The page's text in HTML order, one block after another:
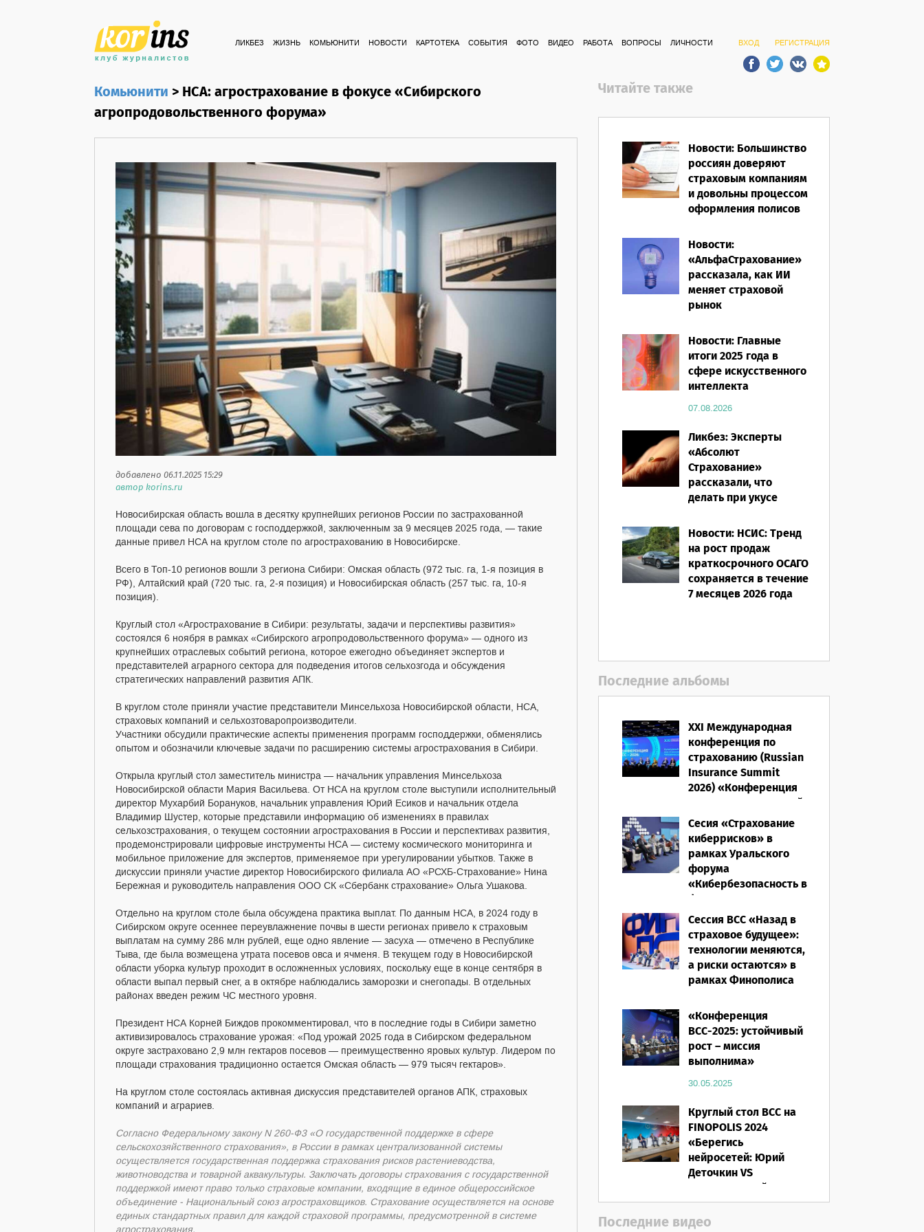
ВХОД РЕГИСТРАЦИЯ
ЛИКБЕЗ ЖИЗНЬ КОМЬЮНИТИ НОВОСТИ КАРТОТЕКА СОБЫТИЯ ФОТО ВИДЕО РАБОТА ВОПРОСЫ ЛИЧНОСТИ
Комьюнити>НСА: агрострахование в фокусе «Сибирского
агропродовольственного форума»
добавлено 06.11.2025 15:29
автор korins.ru
Новосибирская область вошла в десятку крупнейших регионов России по застрахованной
площади сева по договорам с господдержкой, заключенным за 9 месяцев 2025 года, — такие
данные привел НСА на круглом столе по агрострахованию в Новосибирске.
Всего в Топ-10 регионов вошли 3 региона Сибири: Омская область (972 тыс. га, 1-я позиция в
РФ), Алтайский край (720 тыс. га, 2-я позиция) и Новосибирская область (257 тыс. га, 10-я
позиция).
Круглый стол «Агрострахование в Сибири: результаты, задачи и перспективы развития»
состоялся 6 ноября в рамках «Сибирского агропродовольственного форума» — одного из
крупнейших отраслевых событий региона, которое ежегодно объединяет экспертов и
представителей аграрного сектора для подведения итогов сельхозгода и обсуждения
стратегических направлений развития АПК.
В круглом столе приняли участие представители Минсельхоза Новосибирской области, НСА,
страховых компаний и сельхозтоваропроизводители.
Участники обсудили практические аспекты применения программ господдержки, обменялись
опытом и обозначили ключевые задачи по расширению системы агрострахования в Сибири.
Открыла круглый стол заместитель министра — начальник управления Минсельхоза
Новосибирской области Мария Васильева. От НСА на круглом столе выступили исполнительный
директор Мухарбий Борануков, начальник управления Юрий Есиков и начальник отдела
Владимир Шустер, которые представили информацию об изменениях в правилах
сельхозстрахования, о текущем состоянии агрострахования в России и перспективах развития,
продемонстрировали цифровые инструменты НСА — систему космического мониторинга и
мобильное приложение для экспертов, применяемое при урегулировании убытков. Также в
дискуссии приняли участие директор Новосибирского филиала АО «РСХБ-Страхование» Нина
Бережная и руководитель направления ООО СК «Сбербанк страхование» Ольга Ушакова.
Отдельно на круглом столе была обсуждена практика выплат. По данным НСА, в 2024 году в
Сибирском округе осеннее переувлажнение почвы в шести регионах привело к страховым
выплатам на сумму 286 млн рублей, еще одно явление — засуха — отмечено в Республике
Тыва, где была возмещена утрата посевов овса и ячменя. В текущем году в Новосибирской
области уборка культур проходит в осложненных условиях, поскольку еще в конце сентября в
области выпал первый снег, а в октябре наблюдались заморозки и снегопады. В отдельных
районах введен режим ЧС местного уровня.
Президент НСА Корней Биждов прокомментировал, что в последние годы в Сибири заметно
активизировалось страхование урожая: «Под урожай 2025 года в Сибирском федеральном
округе застраховано 2,9 млн гектаров посевов — преимущественно яровых культур. Лидером по
площади страхования традиционно остается Омская область — 979 тысяч гектаров».
На круглом столе состоялась активная дискуссия представителей органов АПК, страховых
компаний и аграриев.
Согласно Федеральному закону N 260-Ф3 «О государственной поддержке в сфере
сельскохозяйственного страхования», в России в рамках централизованной системы
осуществляется государственная поддержка страхования рисков растениеводства,
животноводства и товарной аквакультуры. Заключать договоры страхования с государственной
поддержкой имеют право только страховые компании, входящие в единое общероссийское
объединение - Национальный союз агростраховщиков. Страхование осуществляется на основе
единых стандартных правил для каждой страховой программы, предусмотренной в системе
Читайте также
Новости: Большинство
россиян доверяют
страховым компаниям
и довольны процессом
оформления полисов
Новости:
«АльфаСтрахование»
рассказала, как ИИ
меняет страховой
рынок
Новости: Главные
итоги 2025 года в
сфере искусственного
интеллекта
07.08.2026
Ликбез: Эксперты
«Абсолют
Страхование»
рассказали, что
делать при укусе
путешествии
07.08.2026
Новости: НСИС: Тренд
на рост продаж
краткосрочного ОСАГО
сохраняется в течение
7 месяцев 2026 года
Последние альбомы
XXI Международная
конференция по
страхованию (Russian
Insurance Summit
2026) «Конференция
ВСС-2026: Культурный
код страхования/
Человеческий
фактор»
28.05.2026
Сесия «Страхование
киберрисков» в
рамках Уральского
форума
«Кибербезопасность в
финансах» 2026
16.03.2026
Сессия ВСС «Назад в
страховое будущее»:
технологии меняются,
а риски остаются» в
рамках Финополиса
16.03.2026
«Конференция
ВСС-2025: устойчивый
рост – миссия
выполнима»
30.05.2025
Круглый стол ВСС на
FINOPOLIS 2024
«Берегись
нейросетей: Юрий
Деточкин VS
искусственный
интеллект»
12.11.2024
Последние видео